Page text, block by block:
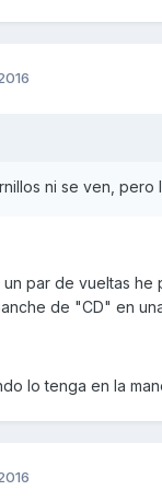
ni se ven, pero
par de vueltas
de "CD" en
lo tenga en la